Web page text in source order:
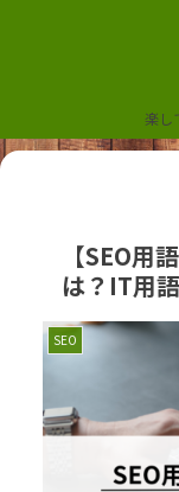
楽し
【SEO用
は？IT用
SEO